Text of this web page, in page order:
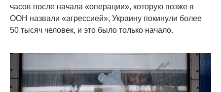
часов после начала «операции», которую позже в
ООН назвали «агрессией», Украину покинули более
50 тысяч человек, и это было только начало.